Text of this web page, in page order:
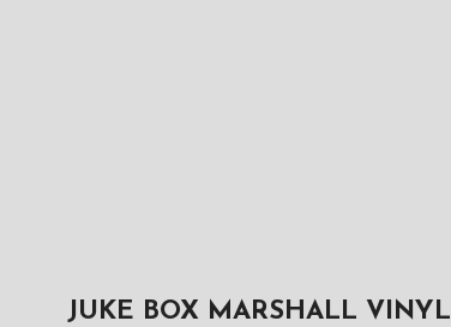
JUKE BOX MARSHALL VINYL